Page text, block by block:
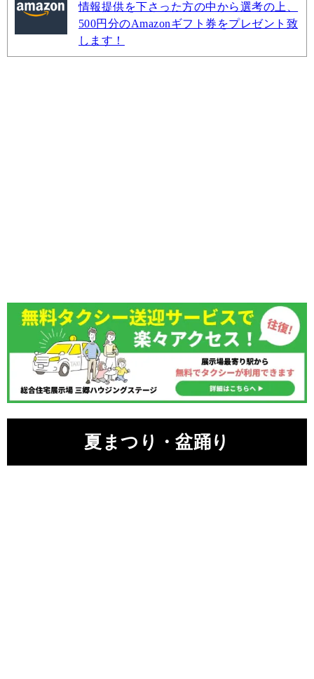
情報提供を下さった方の中から選考の上、
500円分のAmazonギフト券をプレゼント致
します！
夏まつり・盆踊り